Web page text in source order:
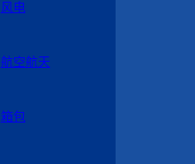
风电
航空航天
箱包